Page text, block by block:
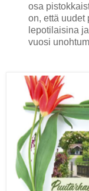
osa
on, että uudet
lepotilaisina
vuosi